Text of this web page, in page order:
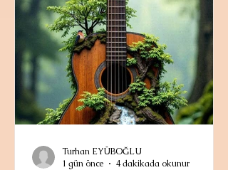
Turhan EYÜBOĞLU
1 gün önce
4 dakikada okunur